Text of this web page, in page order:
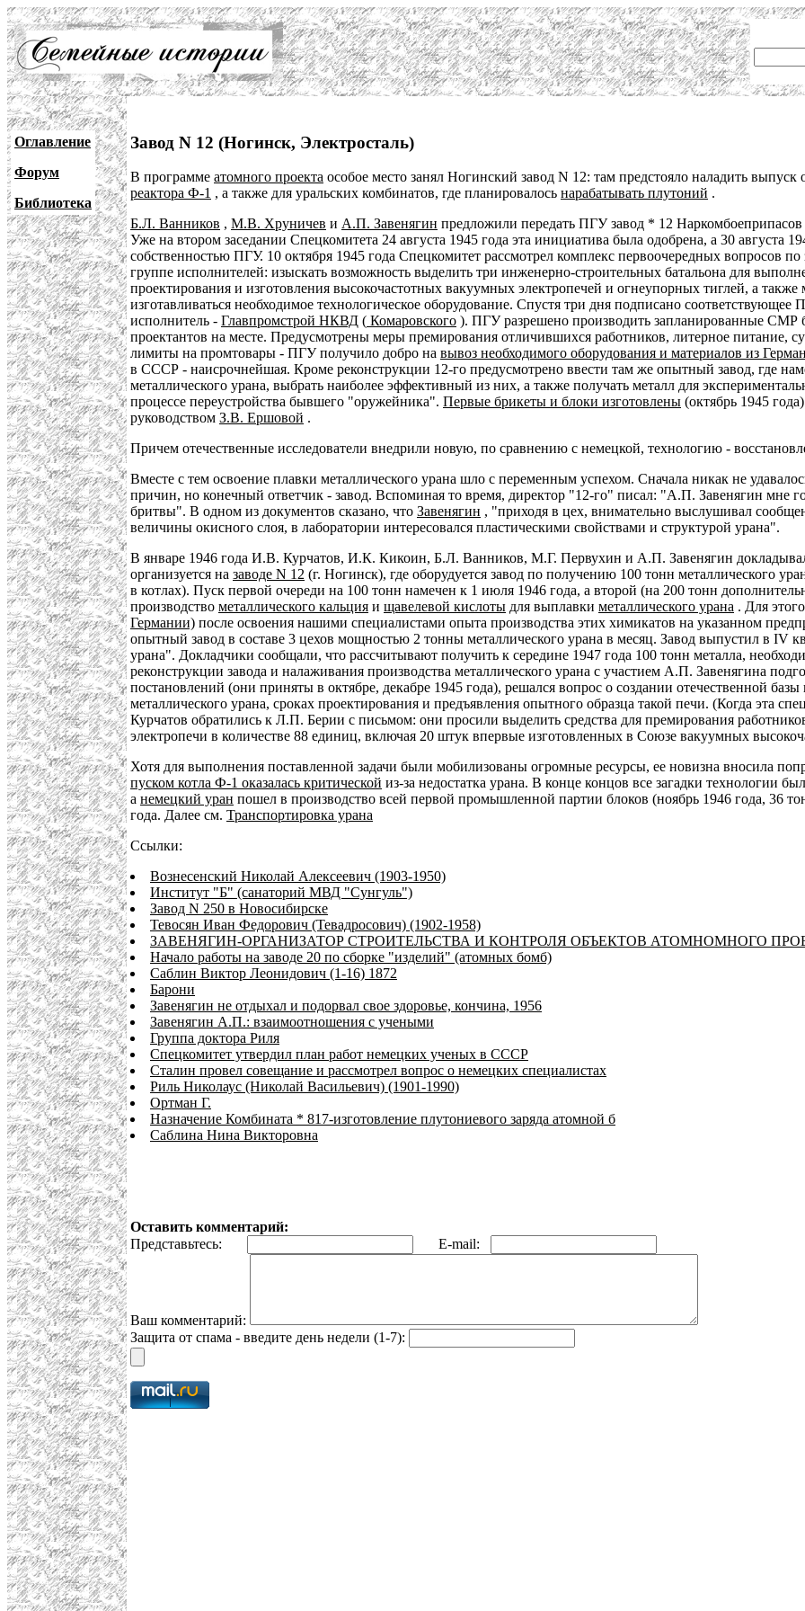
Оглавление
Форум
Библиотека
Завод N 12 (Ногинск, Электросталь)
В программе атомного проекта особое место занял Ногинский завод N 12: там предстояло наладить
реактора Ф-1 , а также для уральских комбинатов, где планировалось нарабатывать плутоний .
Б.Л. Ванников , М.В. Хруничев и А.П. Завенягин предложили передать ПГУ завод * 12 Наркомбоеприпасов
Уже на втором заседании Спецкомитета 24 августа 1945 года эта инициатива была одобрена, а 30
собственностью ПГУ. 10 октября 1945 года Спецкомитет рассмотрел комплекс первоочередных вопросов
группе исполнителей: изыскать возможность выделить три инженерно-строительных батальона для
проектирования и изготовления высокочастотных вакуумных электропечей и огнеупорных тиглей, а также
изготавливаться необходимое технологическое оборудование. Спустя три дня подписано
исполнитель - Главпромстрой НКВД ( Комаровского ). ПГУ разрешено производить запланированные СМР
проектантов на месте. Предусмотрены меры премирования отличившихся работников, литерное питание,
лимиты на промтовары - ПГУ получило добро на вывоз необходимого оборудования и материалов из
в СССР - наисрочнейшая. Кроме реконструкции 12-го предусмотрено ввести там же опытный завод, где
металлического урана, выбрать наиболее эффективный из них, а также получать металл для
процессе переустройства бывшего "оружейника". Первые брикеты и блоки изготовлены (октябрь 1945
руководством З.В. Ершовой .
Причем отечественные исследователи внедрили новую, по сравнению с немецкой, технологию -
Вместе с тем освоение плавки металлического урана шло с переменным успехом. Сначала никак не
причин, но конечный ответчик - завод. Вспоминая то время, директор "12-го" писал: "А.П. Завенягин мне
бритвы". В одном из документов сказано, что Завенягин , "приходя в цех, внимательно выслушивал
величины окисного слоя, в лаборатории интересовался пластическими свойствами и структурой урана".
В январе 1946 года И.В. Курчатов, И.К. Кикоин, Б.Л. Ванников, М.Г. Первухин и А.П. Завенягин
организуется на заводе N 12 (г. Ногинск), где оборудуется завод по получению 100 тонн металлического
в котлах). Пуск первой очереди на 100 тонн намечен к 1 июля 1946 года, а второй (на 200 тонн
производство металлического кальция и щавелевой кислоты для выплавки металлического урана . Для
Германии) после освоения нашими специалистами опыта производства этих химикатов на указанном
опытный завод в составе 3 цехов мощностью 2 тонны металлического урана в месяц. Завод выпустил в IV
урана". Докладчики сообщали, что рассчитывают получить к середине 1947 года 100 тонн металла,
реконструкции завода и налаживания производства металлического урана с участием А.П. Завенягина
постановлений (они приняты в октябре, декабре 1945 года), решался вопрос о создании отечественной
металлического урана, сроках проектирования и предъявления опытного образца такой печи. (Когда эта
Курчатов обратились к Л.П. Берии с письмом: они просили выделить средства для премирования
электропечи в количестве 88 единиц, включая 20 штук впервые изготовленных в Союзе вакуумных
Хотя для выполнения поставленной задачи были мобилизованы огромные ресурсы, ее новизна вносила
пуском котла Ф-1 оказалась критической из-за недостатка урана. В конце концов все загадки технологии
а немецкий уран пошел в производство всей первой промышленной партии блоков (ноябрь 1946 года, 36
года. Далее см. Транспортировка урана
Ссылки:
Вознесенский Николай Алексеевич (1903-1950)
Институт "Б" (санаторий МВД "Сунгуль")
Завод N 250 в Новосибирске
Тевосян Иван Федорович (Тевадросович) (1902-1958)
ЗАВЕНЯГИН-ОРГАНИЗАТОР СТРОИТЕЛЬСТВА И КОНТРОЛЯ ОБЪЕКТОВ АТОМНОМНОГО
Начало работы на заводе 20 по сборке "изделий" (атомных бомб)
Саблин Виктор Леонидович (1-16) 1872
Барони
Завенягин не отдыхал и подорвал свое здоровье, кончина, 1956
Завенягин А.П.: взаимоотношения с учеными
Группа доктора Риля
Спецкомитет утвердил план работ немецких ученых в СССР
Сталин провел совещание и рассмотрел вопрос о немецких специалистах
Риль Николаус (Николай Васильевич) (1901-1990)
Ортман Г.
Назначение Комбината * 817-изготовление плутониевого заряда атомной б
Саблина Нина Викторовна
Оставить комментарий:
Представьтесь:
E-mail:
Ваш комментарий:
Защита от спама - введите день недели (1-7):